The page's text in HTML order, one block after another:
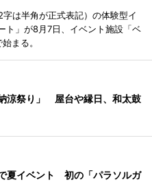
は半角が正式表記）の体験型イ
ト」が8月7日、イベント施設「ベ
まる。
涼祭り」 屋台や縁日、和太鼓
夏イベント 初の「パラソルガ